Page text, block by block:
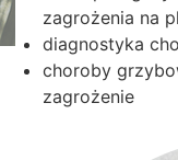
zagrożenia na
diagnostyka
choroby
zagrożenie